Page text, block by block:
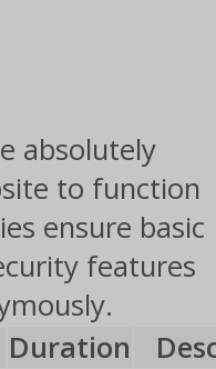
absolutely
to function
ensure basic
features
Duration